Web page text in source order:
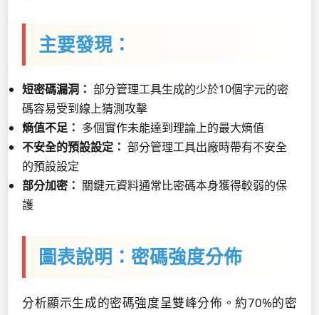
主要發現：
短密碼漏洞： 部分管理工具生成的少於10個字元的密
碼容易受到線上猜測攻擊
熵值不足： 多個實作未能達到理論上的最大熵值
不安全的預設設定： 部分管理工具出廠時帶有不安全
的預設設定
部分加密： 關鍵元資料通常比密碼本身獲得較弱的保
護
圖表說明：密碼強度分佈
分析顯示生成的密碼強度呈雙峰分佈。約70%的密